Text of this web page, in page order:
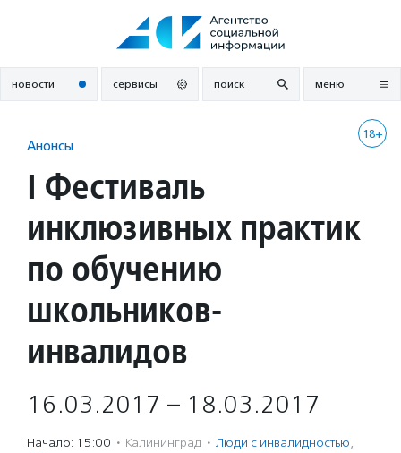
новости сервисы поиск меню
18+
Анонсы
I Фестиваль
инклюзивных практик
по обучению
школьников-
инвалидов
16.03.2017 – 18.03.2017
Начало: 15:00 · Калининград · Люди с инвалидностью,